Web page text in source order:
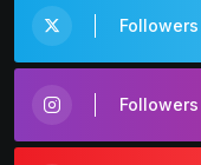
Followers
Followers